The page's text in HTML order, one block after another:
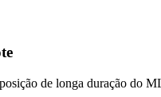
de longa duração do